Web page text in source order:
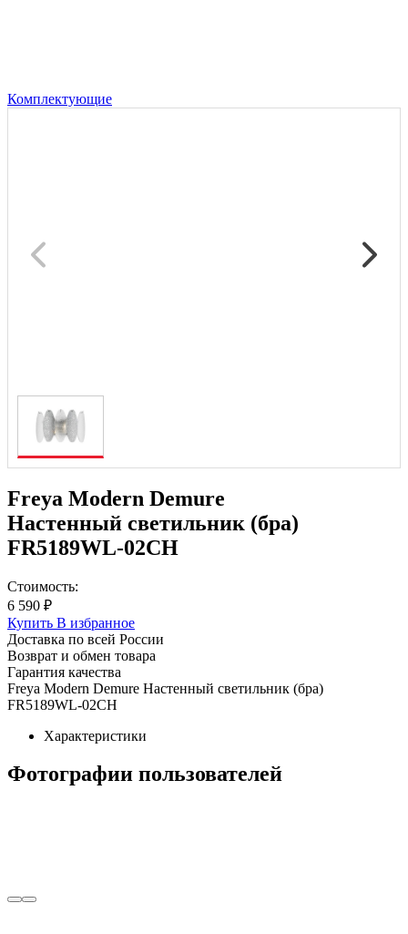
Комплектующие
Freya Modern Demure
Настенный светильник (бра)
FR5189WL-02CH
Стоимость:
6 590 ₽
Купить В избранное
Доставка по всей России
Возврат и обмен товара
Гарантия качества
Freya Modern Demure Настенный светильник (бра)
FR5189WL-02CH
Характеристики
Фотографии пользователей